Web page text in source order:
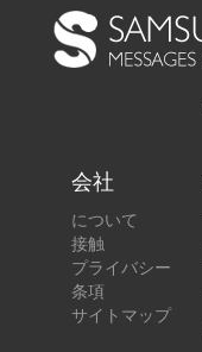
会社
について
接触
プライバシー
条項
サイトマップ